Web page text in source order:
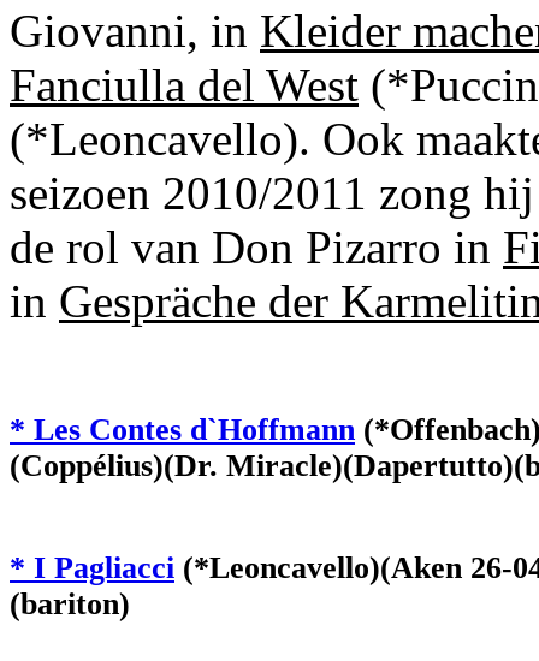
Giovanni, in Kleider
Fanciulla del West
(*Leoncavello). Ook
seizoen 2010/2011 zong
de rol van Don Pizarro in
in Gespräche der
* Les Contes d`Hoffmann
(Coppélius)(Dr.
* I Pagliacci (*Leoncavello)(Aken 26-
(bariton)